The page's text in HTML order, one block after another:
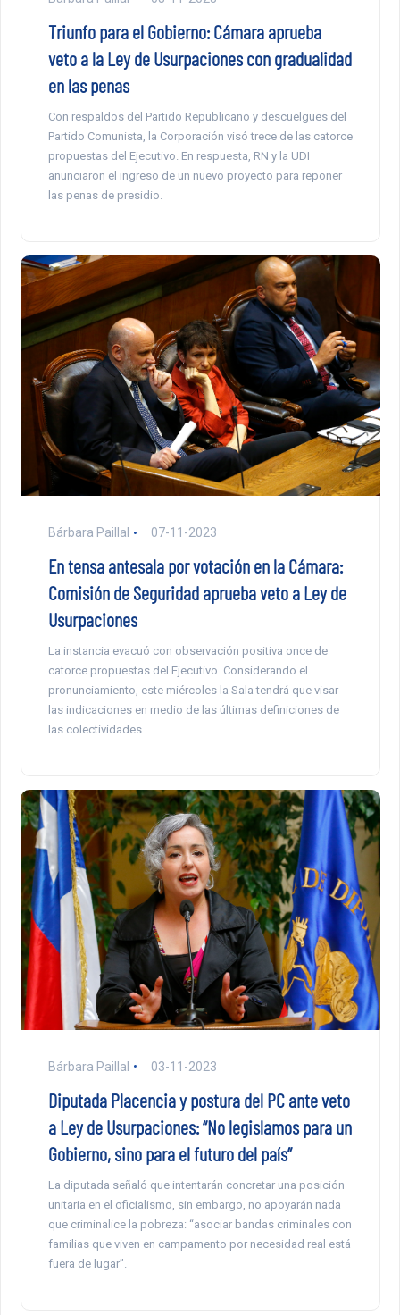
Triunfo para el Gobierno: Cámara aprueba
veto a la Ley de Usurpaciones con gradualidad
en las penas
Con respaldos del Partido Republicano y descuelgues del
Partido Comunista, la Corporación visó trece de las catorce
propuestas del Ejecutivo. En respuesta, RN y la UDI
anunciaron el ingreso de un nuevo proyecto para reponer
las penas de presidio.
Bárbara Paillal 07-11-2023
En tensa antesala por votación en la Cámara:
Comisión de Seguridad aprueba veto a Ley de
Usurpaciones
La instancia evacuó con observación positiva once de
catorce propuestas del Ejecutivo. Considerando el
pronunciamiento, este miércoles la Sala tendrá que visar
las indicaciones en medio de las últimas definiciones de
las colectividades.
Bárbara Paillal 03-11-2023
Diputada Placencia y postura del PC ante veto
a Ley de Usurpaciones: “No legislamos para un
Gobierno, sino para el futuro del país”
La diputada señaló que intentarán concretar una posición
unitaria en el oficialismo, sin embargo, no apoyarán nada
que criminalice la pobreza: “asociar bandas criminales con
familias que viven en campamento por necesidad real está
fuera de lugar”.